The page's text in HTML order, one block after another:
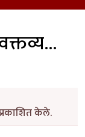
केले.